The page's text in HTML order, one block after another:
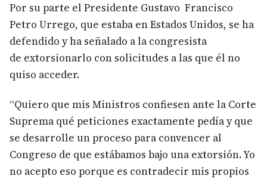
Por su parte el Presidente Gustavo Francisco
Petro Urrego, que estaba en Estados Unidos, se ha
defendido y ha señalado a la congresista
de extorsionarlo con solicitudes a las que él no
quiso acceder.
“Quiero que mis Ministros confiesen ante la Corte
Suprema qué peticiones exactamente pedía y que
se desarrolle un proceso para convencer al
Congreso de que estábamos bajo una extorsión. Yo
no acepto eso porque es contradecir mis propios